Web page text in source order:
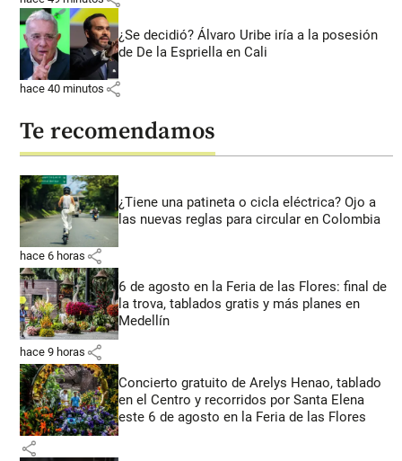
¿Se decidió? Álvaro Uribe iría a la posesión
de De la Espriella en Cali
hace 40 minutos share
Te recomendamos
¿Tiene una patineta o cicla eléctrica? Ojo a
las nuevas reglas para circular en Colombia
hace 6 horas share
6 de agosto en la Feria de las Flores: final de
la trova, tablados gratis y más planes en
Medellín
hace 9 horas share
Concierto gratuito de Arelys Henao, tablado
en el Centro y recorridos por Santa Elena
este 6 de agosto en la Feria de las Flores
share